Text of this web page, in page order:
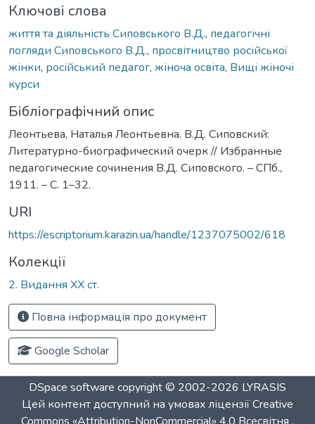
Ключові слова
життя та діяльність Сиповського В.Д., педагогічні
погляди Сиповського В.Д., просвітництво російської
жінки, російський педагог, жіноча освіта, Вищі жіночі
курси
Бібліографічний опис
Леонтьева, Наталья Леонтьевна. В.Д. Сиповский:
Литературно-биографический очерк // Избранные
педагогические сочинения В.Д. Сиповского. – СПб.,
1911. – С. 1–32.
URI
https://escriptorium.karazin.ua/handle/1237075002/618
Колекції
2. Видання ХХ ст.
Повна інформація про документ
Google Scholar
DSpace software copyright © 2002-2026 LYRASIS
Цей контент доступний на умовах ліцензіїCreative